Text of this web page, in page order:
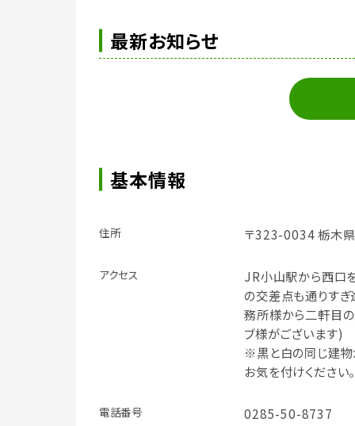
最新お知らせ
基本情報
住所 〒323-0034 栃木
アクセス
JR小山駅から西口
の交差点も通りすぎ
務所様から二軒目
ブ様がございます)
※黒と白の同じ建物
お気を付けください
電話番号 0285-50-8737